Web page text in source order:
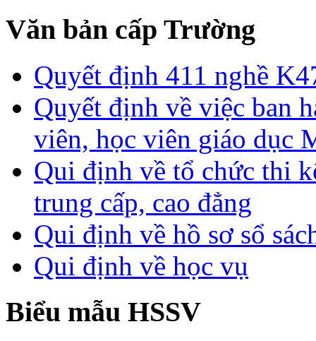
Văn bản cấp Trường
Quyết định 411 nghề
Quyết định về việc ban
viên, học viên giáo dục
Qui định về tổ chức thi
trung cấp, cao đẳng
Qui định về hồ sơ sổ
Qui định về học vụ
Biểu mẫu HSSV